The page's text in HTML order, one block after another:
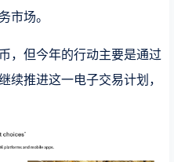
市场。
，但今年的行动主要是通过
续推进这一电子交易计划，